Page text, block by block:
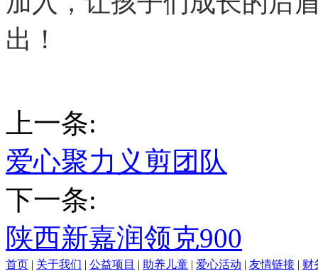
出！
上一条:
爱心聚力义剪团队
下一条:
陕西新嘉润领克900
首页 | 关于我们 | 公益项目 | 助养儿童 | 爱心活动 | 友情链接 | 财